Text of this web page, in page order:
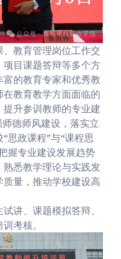
教育管理岗位工作交
目课题答辩等多个方
的教育专家和优秀教
教育教学方面面临的
升参训教师的专业建
德师风建设，落实立
思政课程”与“课程思
握专业建设发展趋势
悉教学理论与实践发
量，推动学校建设高
讲、课题模拟答辩、
考核。